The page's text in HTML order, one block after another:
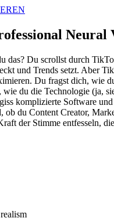
Neural
Du scrollst durch
und Trends setzt. Aber
Du fragst dich, wie
du die Technologie (ja,
komplizierte Software
du Content Creator,
der Stimme